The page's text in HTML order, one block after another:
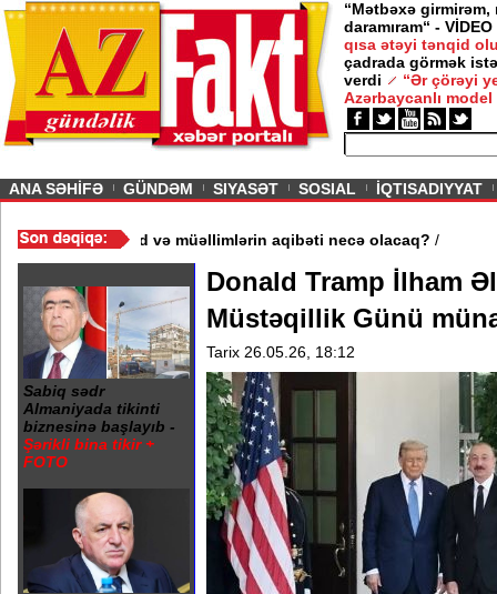
“Mətbəxə girmirəm,
daramıram“ - VİDEO
qısa ətəyi tənqid
çadrada görmək
verdi
“Ər çörəyi
Azərbaycanlı model
ANA SƏHİFƏ GÜNDƏM SIYASƏT SOSIAL İQTISADIYYAT
bağlandı - Şagird və müəllimlərin aqibəti necə olacaq?
Sabiq sədr
Almaniyada tikinti
biznesinə başlayıb -
Şərikli bina tikir +
FOTO
Donald Tramp İlham
Müstəqillik Günü
Tarix 26.05.26, 18:12